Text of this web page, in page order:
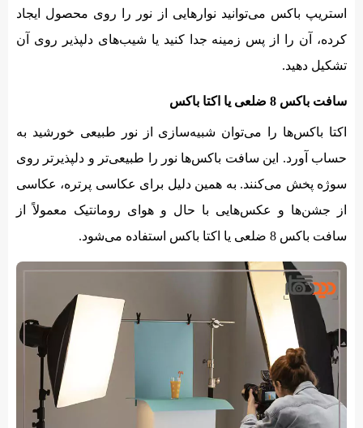
استریپ باکس می‌توانید نوارهایی از نور را روی محصول ایجاد
کرده، آن را از پس زمینه جدا کنید یا شیب‌های دلپذیر روی آن
تشکیل دهید.
سافت باکس 8 ضلعی یا اکتا باکس
اکتا باکس‌ها را می‌توان شبیه‌سازی از نور طبیعی خورشید به
حساب آورد. این سافت باکس‌ها نور را طبیعی‌تر و دلپذیرتر روی
سوژه پخش می‌کنند. به همین دلیل برای عکاسی پرتره، عکاسی
از جشن‌ها و عکس‌هایی با حال و هوای رومانتیک معمولاً از
سافت باکس 8 ضلعی یا اکتا باکس استفاده می‌شود.